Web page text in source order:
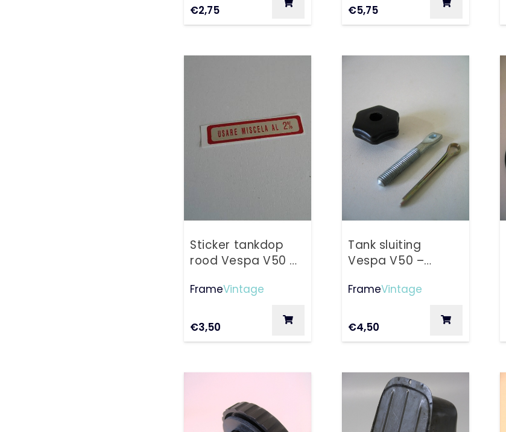
€2,75 €5,75
Sticker tankdop
rood Vespa V50 –
FrameVintage
€3,50
Tank sluiting
Vespa V50 –
FrameVintage
€4,50